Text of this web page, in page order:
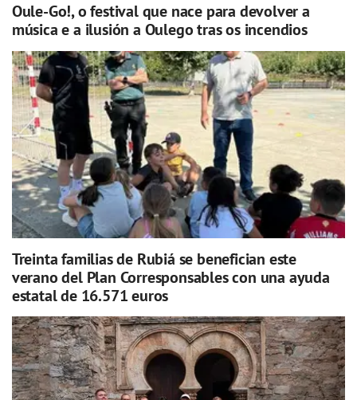
Oule-Go!, o festival que nace para devolver a
música e a ilusión a Oulego tras os incendios
Treinta familias de Rubiá se benefician este
verano del Plan Corresponsables con una ayuda
estatal de 16.571 euros